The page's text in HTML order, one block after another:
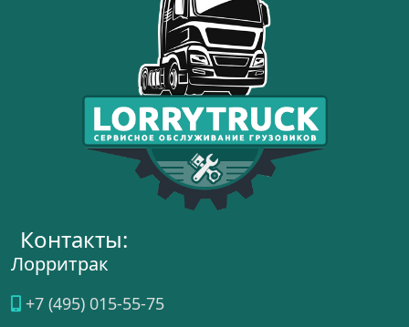
Контакты:
Лорритрак
+7 (495) 015-55-75